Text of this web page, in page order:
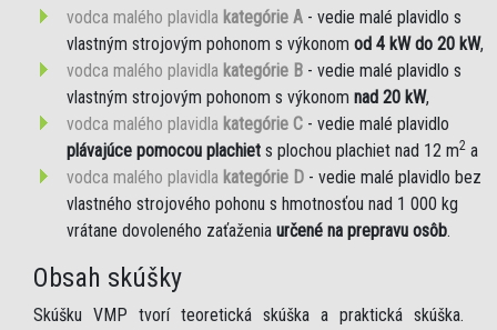
vodca malého plavidla kategórie A - vedie malé plavidlo s
vlastným strojovým pohonom s výkonom od 4 kW do 20 kW,
vodca malého plavidla kategórie B - vedie malé plavidlo s
vlastným strojovým pohonom s výkonom nad 20 kW,
vodca malého plavidla kategórie C - vedie malé plavidlo
plávajúce pomocou plachiet s plochou plachiet nad 12 m2 a
vodca malého plavidla kategórie D - vedie malé plavidlo bez
vlastného strojového pohonu s hmotnosťou nad 1 000 kg
vrátane dovoleného zaťaženia určené na prepravu osôb.
Obsah skúšky
Skúšku VMP tvorí teoretická skúška a praktická skúška.